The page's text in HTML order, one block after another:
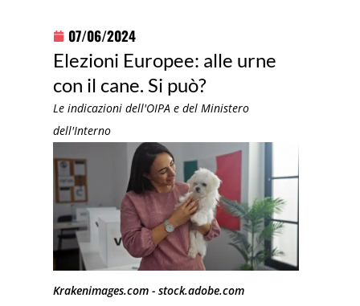
07/06/2024
Elezioni Europee: alle urne
con il cane. Si può?
Le indicazioni dell'OIPA e del Ministero
dell'Interno
Krakenimages.com - stock.adobe.com